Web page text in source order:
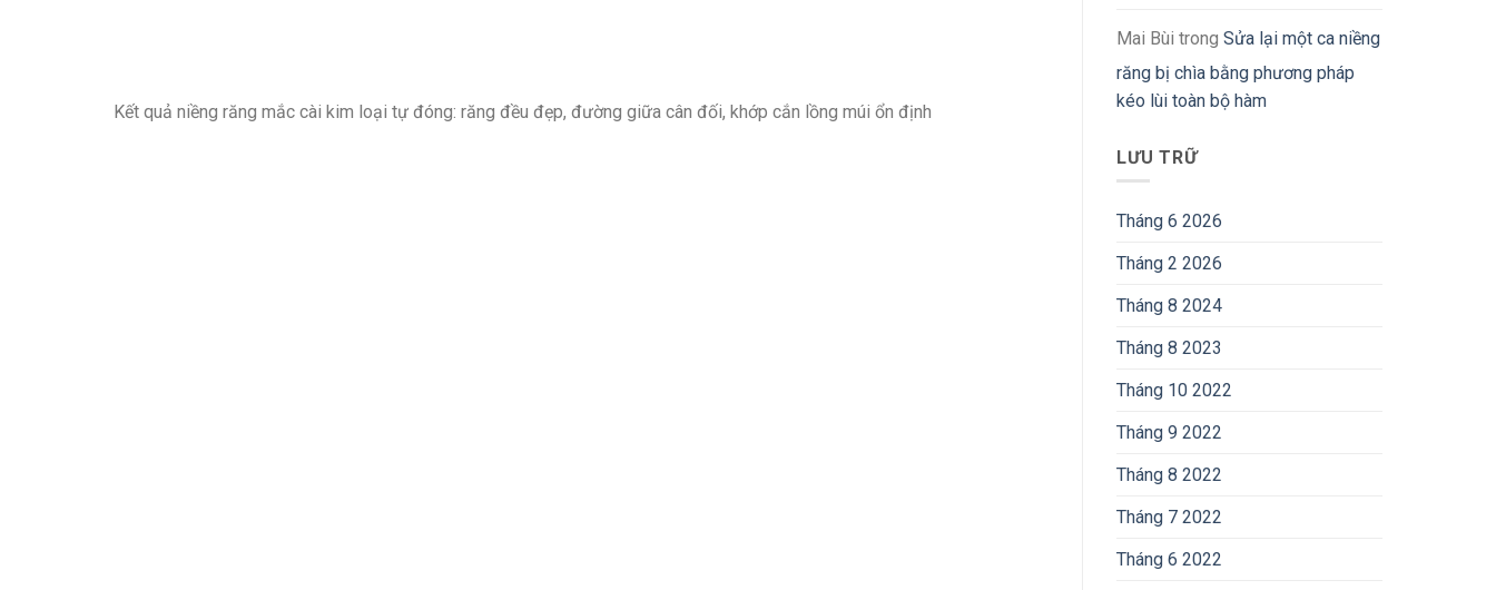
Kết quả niềng răng mắc cài kim loại tự đóng: răng đều đẹp, đường giữa cân đối, khớp cắn lồng múi ổn định
Mai Bùi trong Sửa lại một ca niềng
răng bị chìa bằng phương pháp
kéo lùi toàn bộ hàm
LƯU TRỮ
Tháng 6 2026
Tháng 2 2026
Tháng 8 2024
Tháng 8 2023
Tháng 10 2022
Tháng 9 2022
Tháng 8 2022
Tháng 7 2022
Tháng 6 2022